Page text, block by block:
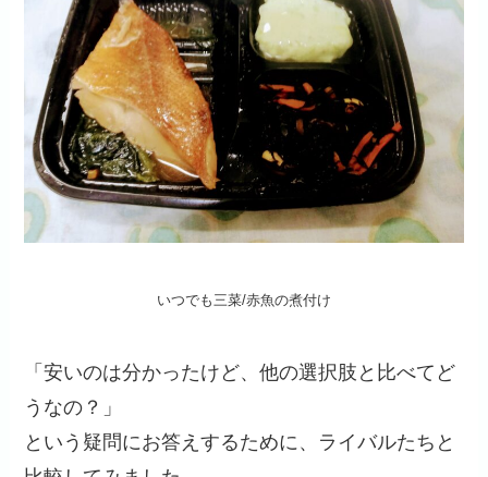
いつでも三菜/赤魚の煮付け
「安いのは分かったけど、他の選択肢と比べてど
うなの？」
という疑問にお答えするために、ライバルたちと